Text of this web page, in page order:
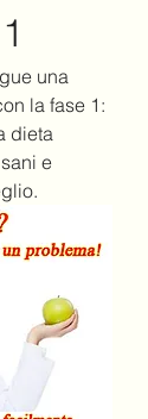
una
la fase 1:
dieta
e